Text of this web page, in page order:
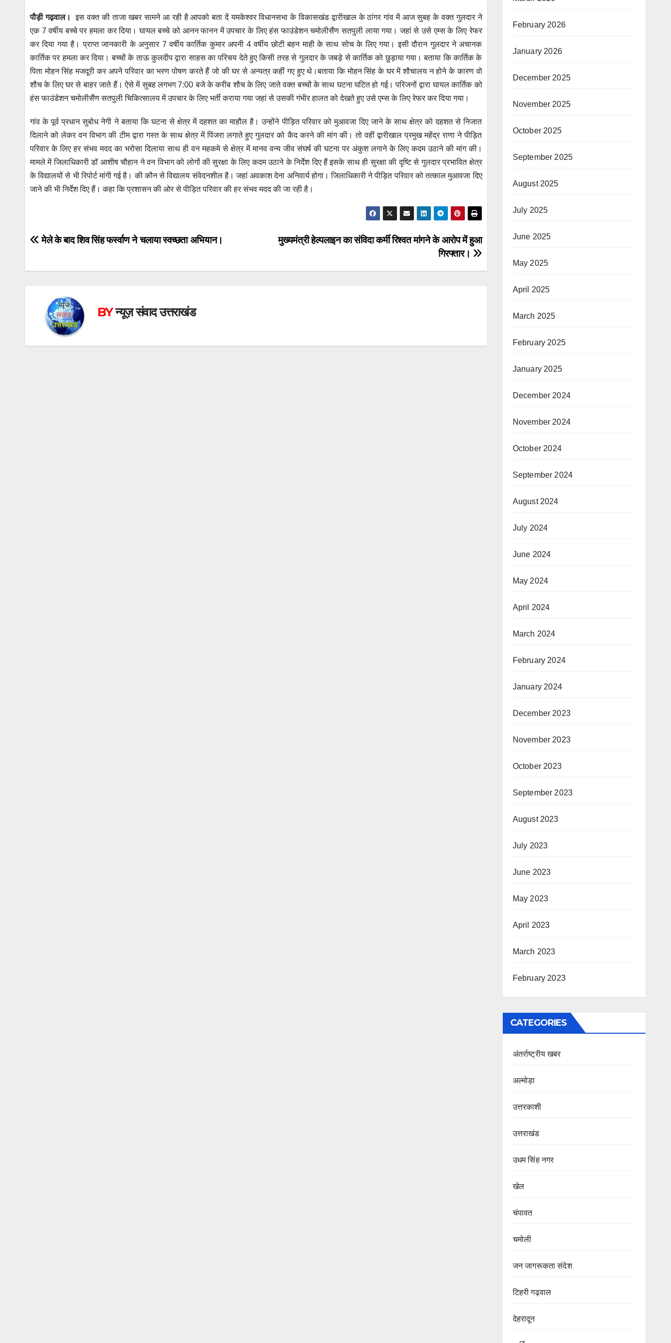
at
s
A
p
p
c
e
b
o
o
k
tt
er
m
ail ss
e
n
g
er
el
e
gr
a
m
पौड़ी गढ़वाल।
इस वक्त की ताजा खबर सामने आ रही है आपको बता दें यमकेश्वर विधानसभा के विकासखंड द्वारीखाल के ठांगर गांव में आज सुबह के वक्त गुलदार ने
एक 7 वर्षीय बच्चे पर हमला कर दिया। घायल बच्चे को आनन फानन में उपचार के लिए हंस फाउंडेशन चमोलीसैंण सतपुली लाया गया। जहां से उसे एम्स के लिए रेफर
कर दिया गया है। प्राप्त जानकारी के अनुसार 7 वर्षीय कार्तिक कुमार अपनी 4 वर्षीय छोटी बहन माही के साथ सोच के लिए गया। इसी दौरान गुलदार ने अचानक
कार्तिक पर हमला कर दिया। बच्चों के ताऊ कुलदीप द्वारा साहस का परिचय देते हुए किसी तरह से गुलदार के जबड़े से कार्तिक को छुड़ाया गया। बताया कि कार्तिक के
पिता मोहन सिंह मजदूरी कर अपने परिवार का भरण पोषण करते हैं जो की घर से अन्यत्र कहीं गए हुए थे।बताया कि मोहन सिंह के घर में शौचालय न होने के कारण वो
शौच के लिए घर से बाहर जाते हैं। ऐसे में सुबह लगभग 7:00 बजे के करीब शौच के लिए जाते वक्त बच्चों के साथ घटना घटित हो गई। परिजनों द्वारा घायल कार्तिक को
हंस फाउंडेशन चमोलीसैंण सतपुली चिकित्सालय में उपचार के लिए भर्ती कराया गया जहां से उसकी गंभीर हालत को देखते हुए उसे एम्स के लिए रेफर कर दिया गया।
गांव के पूर्व प्रधान सुबोध नेगी ने बताया कि घटना से क्षेत्र में दहशत का माहौल है। उन्होंने पीड़ित परिवार को मुआवजा दिए जाने के साथ क्षेत्र को दहशत से निजात
दिलाने को लेकर वन विभाग की टीम द्वारा गस्त के साथ क्षेत्र में पिंजरा लगाते हुए गुलदार को कैद करने की मांग की। तो वहीं द्वारीखाल प्रमुख महेंद्र राणा ने पीड़ित
परिवार के लिए हर संभव मदद का भरोसा दिलाया साथ ही वन महकमे से क्षेत्र में मानव वन्य जीव संघर्ष की घटना पर अंकुश लगाने के लिए कदम उठाने की मांग की।
मामले में जिलाधिकारी डॉ आशीष चौहान ने वन विभाग को लोगों की सुरक्षा के लिए कदम उठाने के निर्देश दिए हैं इसके साथ ही सुरक्षा की दृष्टि से गुलदार प्रभावित क्षेत्र
के विद्यालयों से भी रिपोर्ट मांगी गई है। की कौन से विद्यालय संवेदनशील है। जहां अवकाश देना अनिवार्य होगा। जिलाधिकारी ने पीड़ित परिवार को तत्काल मुआवजा दिए
जाने की भी निर्देश दिए हैं। कहा कि प्रशासन की ओर से पीड़ित परिवार की हर संभव मदद की जा रही है।
Post
मुख्यमंत्री हेल्पलाइन का संविदा कर्मी रिश्वत मांगने के आरोप में हुआ
गिरफ्तार।
मेले के बाद शिव सिंह फर्स्वाण ने चलाया स्वच्छता अभियान।
BYन्यूज़ संवाद उत्तराखंड
February 2026
January 2026
December 2025
November 2025
October 2025
September 2025
August 2025
July 2025
June 2025
May 2025
April 2025
March 2025
February 2025
January 2025
December 2024
November 2024
October 2024
September 2024
August 2024
July 2024
June 2024
May 2024
April 2024
March 2024
February 2024
January 2024
December 2023
November 2023
October 2023
September 2023
August 2023
July 2023
June 2023
May 2023
April 2023
March 2023
February 2023
CATEGORIES
अंतर्राष्ट्रीय खबर
अल्मोड़ा
उत्तरकाशी
उत्तराखंड
उधम सिंह नगर
खेल
चंपावत
चमोली
जन जागरूकता संदेश
टिहरी गढ़वाल
देहरादून